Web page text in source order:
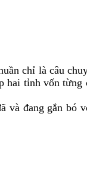
chỉ là câu
hai tỉnh vốn
đang gắn bó